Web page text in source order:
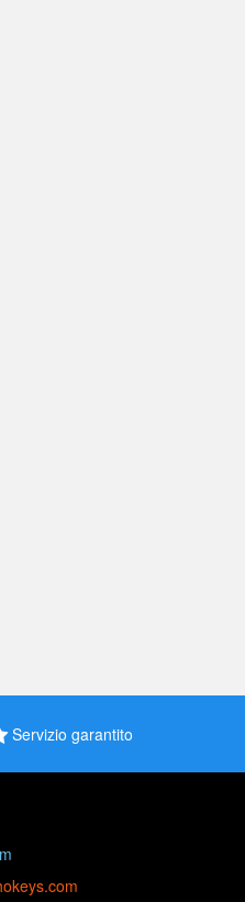
Servizio garantito